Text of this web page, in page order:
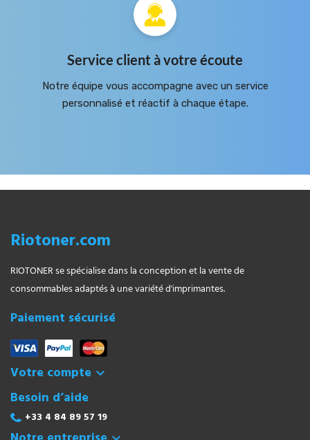
Service client à votre écoute
Notre équipe vous accompagne avec un service
personnalisé et réactif à chaque étape.
Riotoner.com
RIOTONER se spécialise dans la conception et la vente de
consommables adaptés à une variété d'imprimantes.
Paiement sécurisé
Votre compte 
Besoin d’aide
+33 4 84 89 57 19